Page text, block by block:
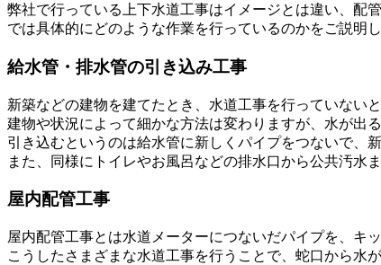
弊社で行っている上下水道工事はイメージとは違い、配
では具体的にどのような作業を行っているのかをご説明
給水管・排水管の引き込み工事
新築などの建物を建てたとき、水道工事を行っていない
建物や状況によって細かな方法は変わりますが、水が出
引き込むというのは給水管に新しくパイプをつないで、
また、同様にトイレやお風呂などの排水口から公共汚水
屋内配管工事
屋内配管工事とは水道メーターにつないだパイプを、キ
こうしたさまざまな水道工事を行うことで、蛇口から水